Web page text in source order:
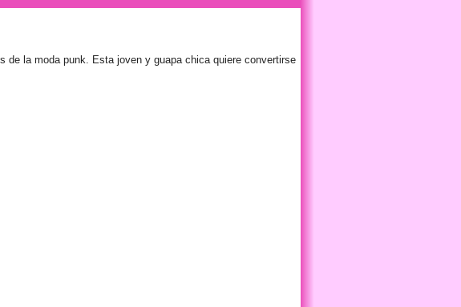
la moda punk. Esta joven y guapa chica quiere convertirse